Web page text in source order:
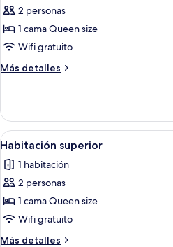
fotos
de
Habitación
senior
2 personas
1 cama Queen size
Wifi gratuito
Más detalles
Más
senior
Abrir
todas
las
fotos
de
Habitación
superior
3
Habitación superior
1 habitación
2 personas
1 cama Queen size
Wifi gratuito
Más detalles
Más